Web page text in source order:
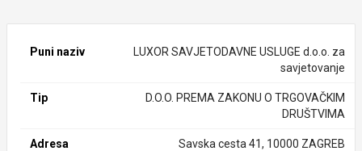
Puni naziv
LUXOR SAVJETODAVNE USLUGE d.o.o. za
savjetovanje
Tip
D.O.O. PREMA ZAKONU O TRGOVAČKIM
DRUŠTVIMA
Adresa Savska cesta 41, 10000 ZAGREB